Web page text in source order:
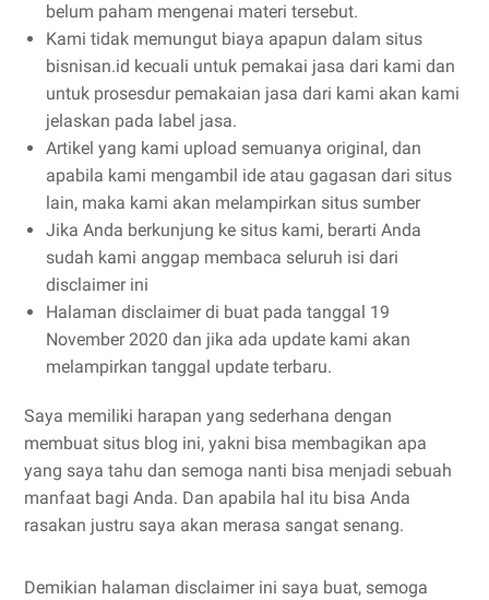
belum paham mengenai materi tersebut.
Kami tidak memungut biaya apapun dalam situs
bisnisan.id kecuali untuk pemakai jasa dari kami dan
untuk prosesdur pemakaian jasa dari kami akan kami
jelaskan pada label jasa.
Artikel yang kami upload semuanya original, dan
apabila kami mengambil ide atau gagasan dari situs
lain, maka kami akan melampirkan situs sumber
Jika Anda berkunjung ke situs kami, berarti Anda
sudah kami anggap membaca seluruh isi dari
disclaimer ini
Halaman disclaimer di buat pada tanggal 19
November 2020 dan jika ada update kami akan
melampirkan tanggal update terbaru.
Saya memiliki harapan yang sederhana dengan
membuat situs blog ini, yakni bisa membagikan apa
yang saya tahu dan semoga nanti bisa menjadi sebuah
manfaat bagi Anda. Dan apabila hal itu bisa Anda
rasakan justru saya akan merasa sangat senang.
Demikian halaman disclaimer ini saya buat, semoga